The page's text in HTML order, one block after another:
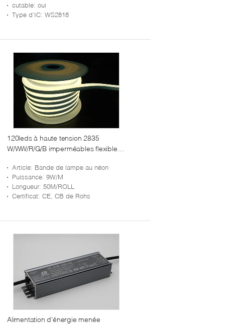
cutable: oui
Type d'IC: WS2818
120leds à haute tension 2835
W/WW/R/G/B imperméables flexibles a
Article: Bande de lampe au néon
Puissance: 9W/M
Longueur: 50M/ROLL
Certificat: CE, CB de Rohs
Alimentation d'énergie menée